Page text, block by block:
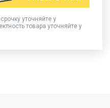
уточняйте у
товара уточняйте у